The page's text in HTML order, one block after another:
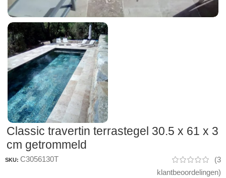
Classic travertin terrastegel 30.5 x 61 x 3
cm getrommeld
SKU: C3056130T (3
klantbeoordelingen)